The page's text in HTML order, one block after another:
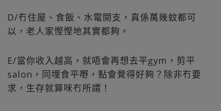
D/冇住屋、食飯、水電開支，真係萬幾蚊都可
以，老人家慳慳地其實都夠。
E/當你收入越高，就唔會再想去平gym，剪平
salon，同埋食平嘢，點會覺得好夠？除非冇要
求，生存就算咪冇所謂！